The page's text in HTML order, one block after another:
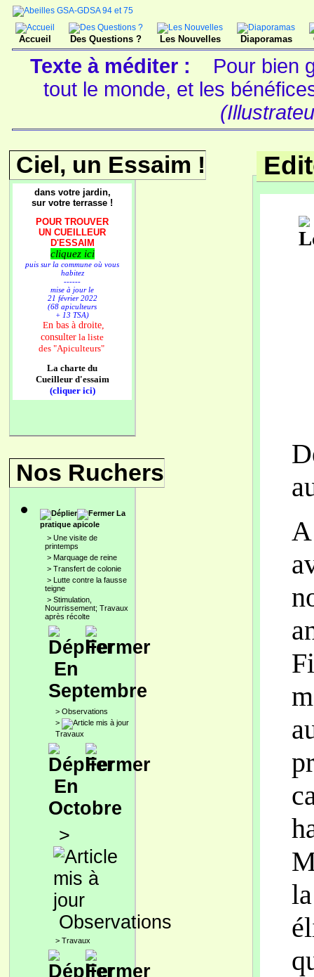
Accueil Des Questions ? Les Nouvelles Diaporamas
Texte à méditer :
Pour bien
tout le monde, et les
Ciel, un Essaim !
dans votre jardin,
sur votre terrasse !
POUR TROUVER
UN CUEILLEUR
D'ESSAIM
cliquez ici
puis sur la commune où vous
habitez
------
mise à jour le
21 février 2022
(68 apiculteurs
+ 13 TSA)
En bas à droite,
consulter la liste
des "Apiculteurs"
La charte du
Cueilleur d'essaim
(cliquer ici)
Nos Ruchers
La
pratique apicole
> Une visite de
printemps
> Marquage de reine
> Transfert de colonie
> Lutte contre la fausse
teigne
> Stimulation,
Nourrissement; Travaux
après récolte
En
Septembre
> Observations
>
Travaux
En
Octobre
>
Observations
> Travaux